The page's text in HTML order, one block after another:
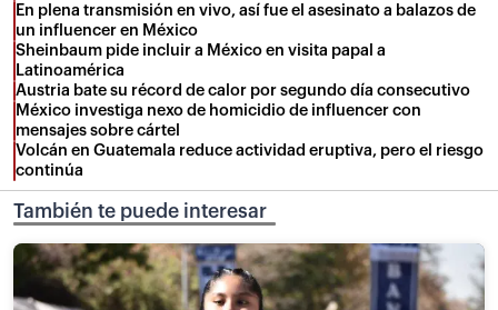
En plena transmisión en vivo, así fue el asesinato a balazos de
un influencer en México
Sheinbaum pide incluir a México en visita papal a
Latinoamérica
Austria bate su récord de calor por segundo día consecutivo
México investiga nexo de homicidio de influencer con
mensajes sobre cártel
Volcán en Guatemala reduce actividad eruptiva, pero el riesgo
continúa
También te puede interesar